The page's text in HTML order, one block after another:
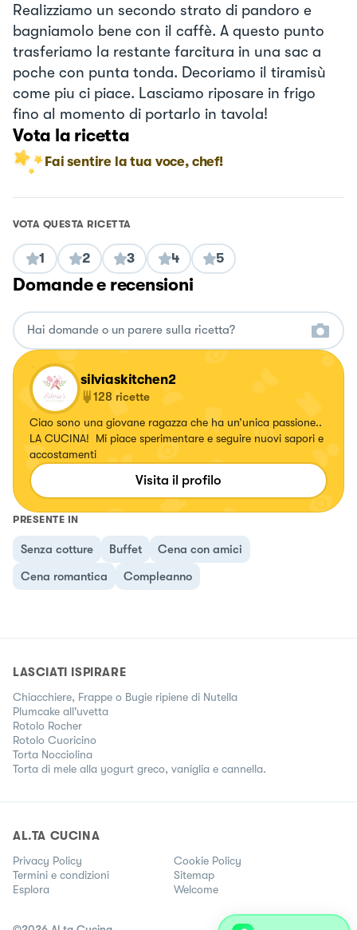
Realizziamo un secondo strato di pandoro e
bagniamolo bene con il caffè. A questo punto
trasferiamo la restante farcitura in una sac a
poche con punta tonda. Decoriamo il tiramisù
come piu ci piace. Lasciamo riposare in frigo
fino al momento di portarlo in tavola!
Vota la ricetta
Fai sentire la tua voce, chef!
VOTA QUESTA RICETTA
1 2 3 4 5
Domande e recensioni
silviaskitchen2
128 ricette
Ciao sono una giovane ragazza che ha un’unica passione..
LA CUCINA! Mi piace sperimentare e seguire nuovi sapori e
accostamenti
Visita il profilo
PRESENTE IN
Senza cotture Buffet
Cena con amici
Cena romantica
Compleanno
LASCIATI ISPIRARE
Chiacchiere, Frappe o Bugie ripiene di Nutella
Plumcake all'uvetta
Rotolo Rocher
Rotolo Cuoricino
Torta Nocciolina
Torta di mele alla yogurt greco, vaniglia e cannella.
AL.TA CUCINA
Privacy Policy
Cookie Policy
Termini e condizioni
Sitemap
Esplora
Welcome